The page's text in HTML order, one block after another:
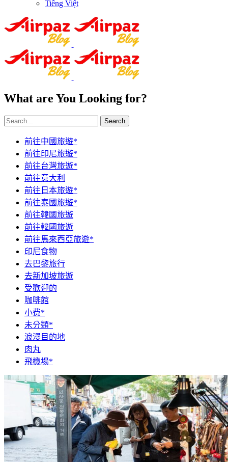
Tiếng Việt
What are You Looking for?
Search
前往中國旅遊*
前往印尼旅遊*
前往台灣旅遊*
前往意大利
前往日本旅遊*
前往泰國旅遊*
前往韓國旅遊
前往韓國旅遊
前往馬來西亞旅遊*
印尼食物
去巴黎旅行
去新加坡旅遊
受歡迎的
咖啡館
小费*
未分類*
浪漫目的地
肉丸
飛機場*